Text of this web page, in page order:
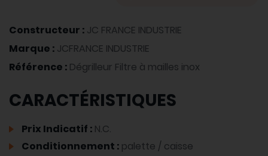
Constructeur : JC FRANCE INDUSTRIE
Marque : JCFRANCE INDUSTRIE
Référence : Dégrilleur Filtre à mailles inox
CARACTÉRISTIQUES
Prix Indicatif : N.C.
Conditionnement : palette / caisse